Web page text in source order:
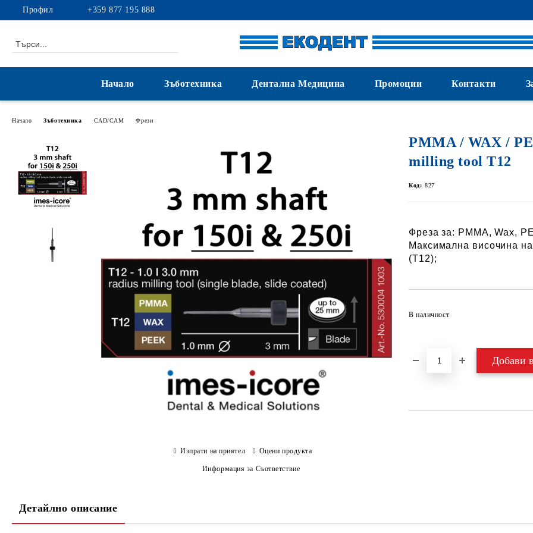
Профил +359 877 195 888
Начало Зъботехника Дентална Медицина Промоции Контакти
Начало Зъботехника CAD/CAM Фрези
PMMA / WAX /
milling tool T12
Код: 827
Фреза за: PMMA, Wax,
Максимална височина
(T12);
В наличност
Изпрати на приятел Оцени продукта
Информация за Съответствие
Детайлно описание